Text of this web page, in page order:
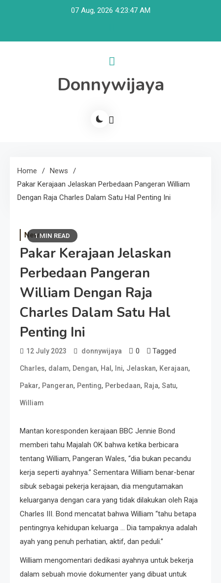
07 Aug, 2026 4:23:47 AM
Donnywijaya
Home
News
Pakar Kerajaan Jelaskan Perbedaan Pangeran William
Dengan Raja Charles Dalam Satu Hal Penting Ini
1 MIN READ
News
Pakar Kerajaan Jelaskan
Perbedaan Pangeran
William Dengan Raja
Charles Dalam Satu Hal
Penting Ini
12 July 2023 donnywijaya 0 Tagged
Charles, dalam, Dengan, Hal , Ini, Jelaskan, Kerajaan,
Pakar, Pangeran, Penting, Perbedaan, Raja, Satu,
William
Mantan koresponden kerajaan BBC Jennie Bond
memberi tahu Majalah OK bahwa ketika berbicara
tentang William, Pangeran Wales, “dia bukan pecandu
kerja seperti ayahnya.” Sementara William benar-benar
sibuk sebagai pekerja kerajaan, dia mengutamakan
keluarganya dengan cara yang tidak dilakukan oleh Raja
Charles III. Bond mencatat bahwa William “tahu betapa
pentingnya kehidupan keluarga … Dia tampaknya adalah
ayah yang penuh perhatian, aktif, dan peduli.”
William mengomentari dedikasi ayahnya untuk bekerja
dalam sebuah movie dokumenter yang dibuat untuk